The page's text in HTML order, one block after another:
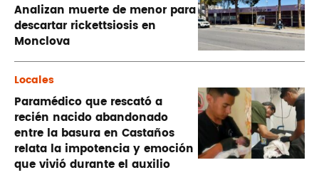
Analizan muerte de menor para
descartar rickettsiosis en
Monclova
Locales
Paramédico que rescató a
recién nacido abandonado
entre la basura en Castaños
relata la impotencia y emoción
que vivió durante el auxilio